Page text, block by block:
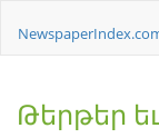
Թերթեր